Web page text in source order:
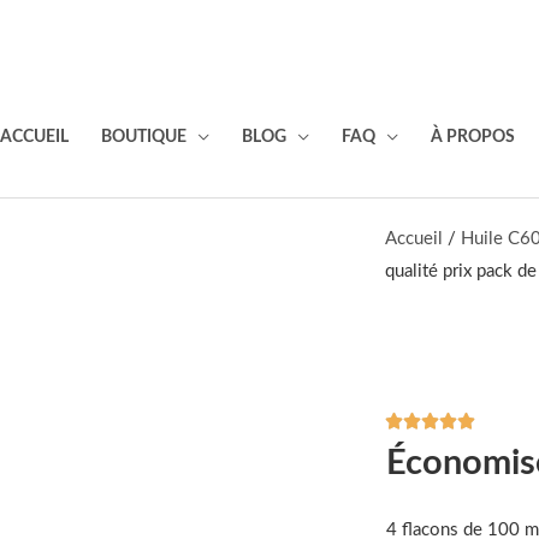
ACCUEIL BOUTIQUE BLOG FAQ À PROPOS
Accueil / Huile
qualité prix pack

5
5
4 flacons de 100